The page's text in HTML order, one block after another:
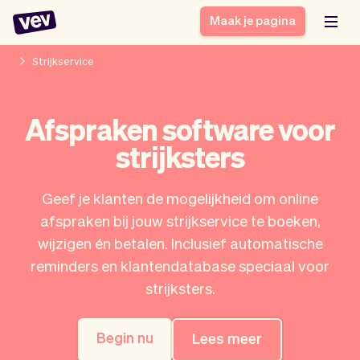
bedrijven
Bezorgsoftware
Inschrijfformulier
Bestelsysteem
Software voor
groepslessen
Software voor
afspraken
Blog
Checkout
Nieuwste updates
Betalingen
Analytics
Stijl
Bedrijf
Belasting
Software
Vev
Maak je pagina
Strijkservice
Afspraken software voor
strijksters
Geef je klanten de mogelijkheid om online
afspraken bij jouw strijkservice te boeken,
wijzigen én betalen. Inclusief automatische
reminders en klantendatabase speciaal voor
strijksters.
Begin nu Lees meer